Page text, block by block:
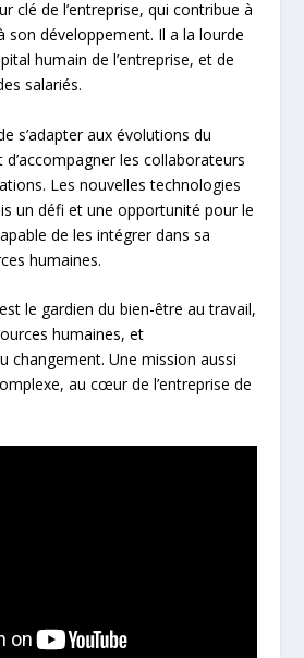
clé de l’entreprise, qui contribue à
son développement. Il a la lourde
humain de l’entreprise, et de
salariés.
s’adapter aux évolutions du
les collaborateurs
Les nouvelles technologies
un défi et une opportunité pour le
de les intégrer dans sa
humaines.
est le gardien du bien-être au travail,
humaines, et
changement. Une mission aussi
au cœur de l’entreprise de